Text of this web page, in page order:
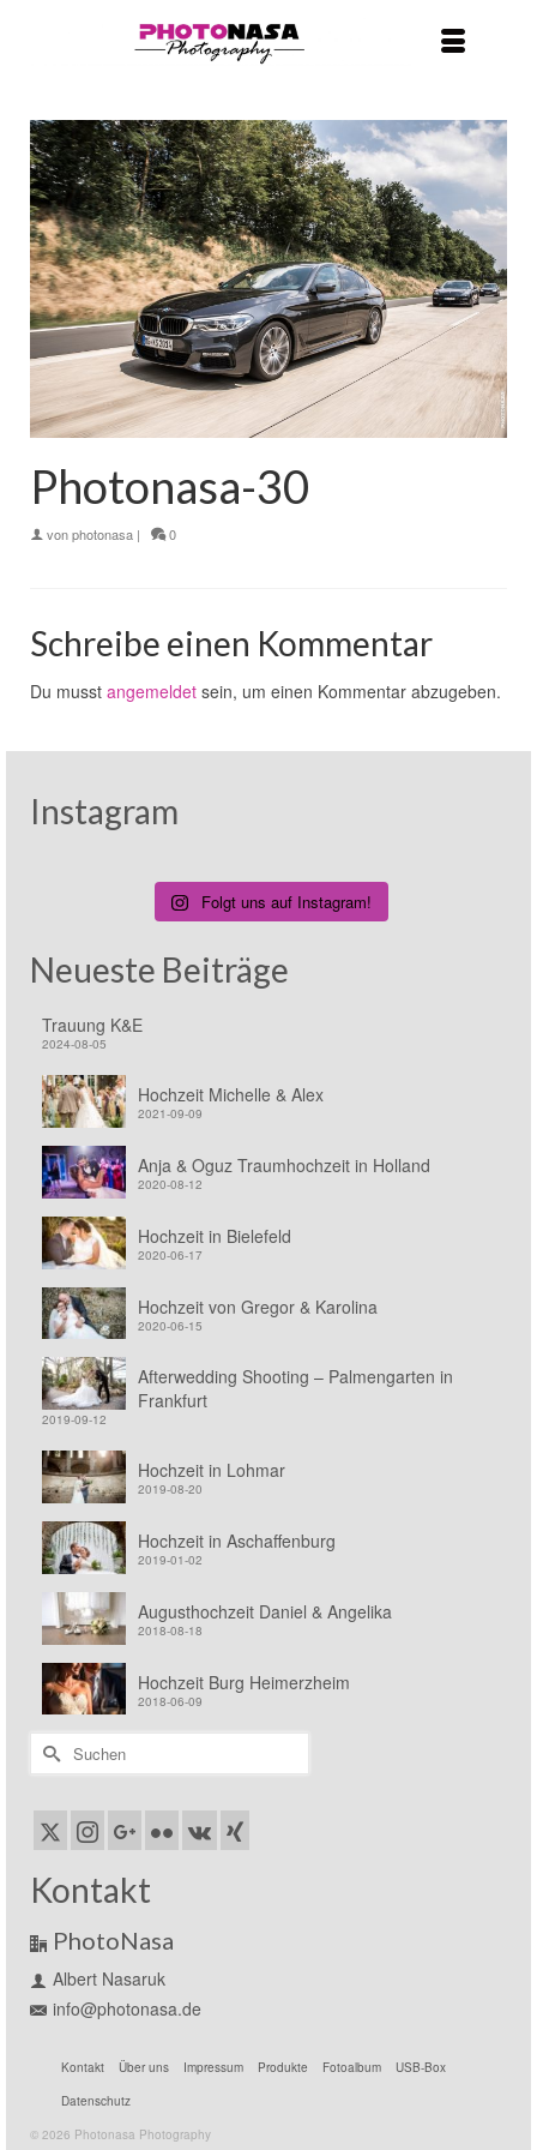
Photonasa-30
vonphotonasa | 0
Schreibe einen Kommentar
Du musst angemeldet sein, um einen Kommentar abzugeben.
Instagram
Folgt uns auf Instagram!
Neueste Beiträge
Trauung K&E
2024-08-05
Hochzeit Michelle & Alex
2021-09-09
Anja & Oguz Traumhochzeit in Holland
2020-08-12
Hochzeit in Bielefeld
2020-06-17
Hochzeit von Gregor & Karolina
2020-06-15
Afterwedding Shooting – Palmengarten in
Frankfurt
2019-09-12
Hochzeit in Lohmar
2019-08-20
Hochzeit in Aschaffenburg
2019-01-02
Augusthochzeit Daniel & Angelika
2018-08-18
Hochzeit Burg Heimerzheim
2018-06-09
Suchen
nach:
Kontakt
PhotoNasa
Albert Nasaruk
info@photonasa.de
Kontakt Über uns Impressum Produkte Fotoalbum
USB-Box
Datenschutz
© 2026 Photonasa Photography